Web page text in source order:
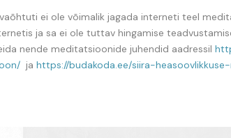
ei ole võimalik jagada interneti teel
ja sa ei ole tuttav hingamise
nende meditatsioonide juhendid aadressil
ja https://budakoda.ee/siira-